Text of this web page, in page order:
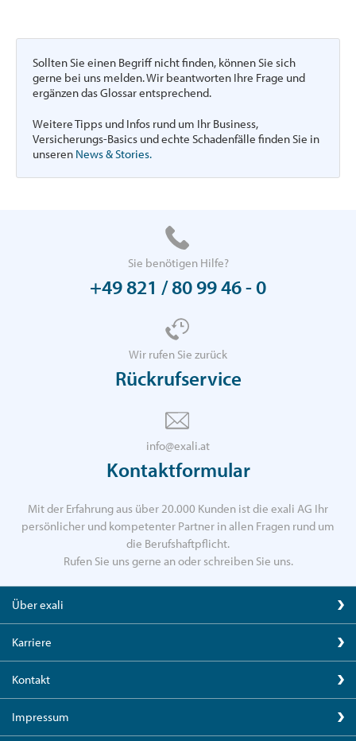
Sollten Sie einen Begriff nicht finden, können Sie sich
gerne bei uns melden. Wir beantworten Ihre Frage und
ergänzen das Glossar entsprechend.
Weitere Tipps und Infos rund um Ihr Business,
Versicherungs-Basics und echte Schadenfälle finden Sie in
unseren News & Stories.
Sie benötigen Hilfe?
+49 821 / 80 99 46 - 0
Wir rufen Sie zurück
Rückrufservice
info@exali.at
Kontaktformular
Mit der Erfahrung aus über 20.000 Kunden ist die exali AG Ihr
persönlicher und kompetenter Partner in allen Fragen rund um
die Berufshaftpflicht.
Rufen Sie uns gerne an oder schreiben Sie uns.
Über exali
Karriere
Kontakt
Impressum